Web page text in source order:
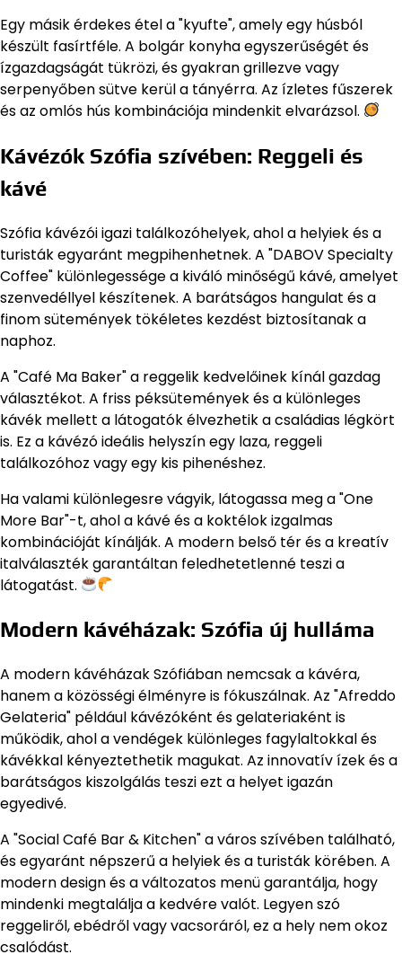
Egy másik érdekes étel a "kyufte", amely egy húsból
készült fasírtféle. A bolgár konyha egyszerűségét és
ízgazdagságát tükrözi, és gyakran grillezve vagy
serpenyőben sütve kerül a tányérra. Az ízletes fűszerek
és az omlós hús kombinációja mindenkit elvarázsol.
Kávézók Szófia szívében: Reggeli és
kávé
Szófia kávézói igazi találkozóhelyek, ahol a helyiek és a
turisták egyaránt megpihenhetnek. A "DABOV Specialty
Coffee" különlegessége a kiváló minőségű kávé, amelyet
szenvedéllyel készítenek. A barátságos hangulat és a
finom sütemények tökéletes kezdést biztosítanak a
naphoz.
A "Café Ma Baker" a reggelik kedvelőinek kínál gazdag
választékot. A friss péksütemények és a különleges
kávék mellett a látogatók élvezhetik a családias légkört
is. Ez a kávézó ideális helyszín egy laza, reggeli
találkozóhoz vagy egy kis pihenéshez.
Ha valami különlegesre vágyik, látogassa meg a "One
More Bar"-t, ahol a kávé és a koktélok izgalmas
kombinációját kínálják. A modern belső tér és a kreatív
italválaszték garantáltan feledhetetlenné teszi a
látogatást.
Modern kávéházak: Szófia új hulláma
A modern kávéházak Szófiában nemcsak a kávéra,
hanem a közösségi élményre is fókuszálnak. Az "Afreddo
Gelateria" például kávézóként és gelateriaként is
működik, ahol a vendégek különleges fagylaltokkal és
kávékkal kényeztethetik magukat. Az innovatív ízek és a
barátságos kiszolgálás teszi ezt a helyet igazán
egyedivé.
A "Social Café Bar & Kitchen" a város szívében található,
és egyaránt népszerű a helyiek és a turisták körében. A
modern design és a változatos menü garantálja, hogy
mindenki megtalálja a kedvére valót. Legyen szó
reggeliről, ebédről vagy vacsoráról, ez a hely nem okoz
csalódást.